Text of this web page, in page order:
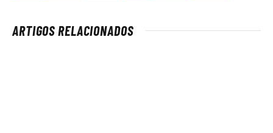
ARTIGOS RELACIONADOS